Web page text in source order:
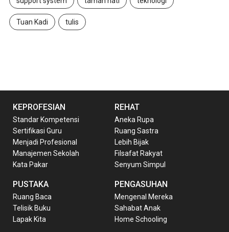
Tuan Kadi tulis
KEPROFESIAN
Standar Kompetensi
Sertifikasi Guru
Menjadi Profesional
Manajemen Sekolah
Kata Pakar
PUSTAKA
Ruang Baca
Telisik Buku
Lapak Kita
REHAT
Aneka Rupa
Ruang Sastra
Lebih Bijak
Filsafat Rakyat
Senyum Simpul
PENGASUHAN
Mengenal Mereka
Sahabat Anak
Home Schooling